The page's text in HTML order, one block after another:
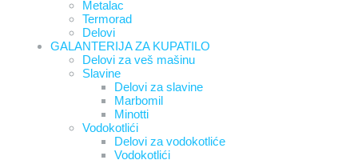
Metalac
Termorad
Delovi
GALANTERIJA ZA KUPATILO
Delovi za veš mašinu
Slavine
Delovi za slavine
Marbomil
Minotti
Vodokotlići
Delovi za vodokotliće
Vodokotlići